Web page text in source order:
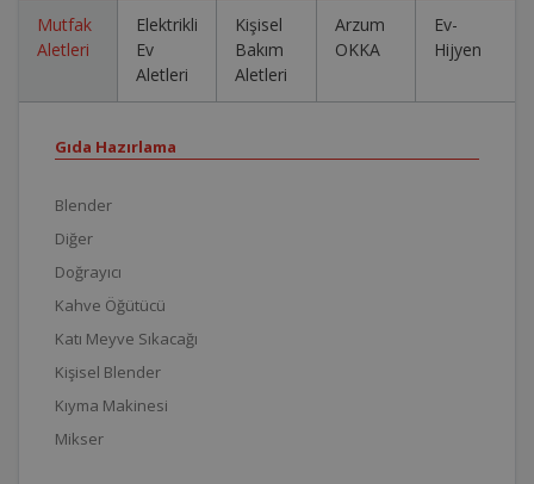
Mutfak
Aletleri
Elektrikli
Ev
Aletleri
Kişisel
Bakım
Aletleri
Arzum
OKKA
Ev-
Hijyen
Gıda Hazırlama
Blender
Diğer
Doğrayıcı
Kahve Öğütücü
Katı Meyve Sıkacağı
Kişisel Blender
Kıyma Makinesi
Mikser